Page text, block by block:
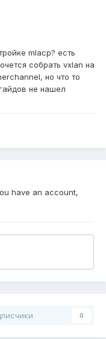
mlacp? есть
собрать vxlan на
но что то
не нашел
have an account,
0